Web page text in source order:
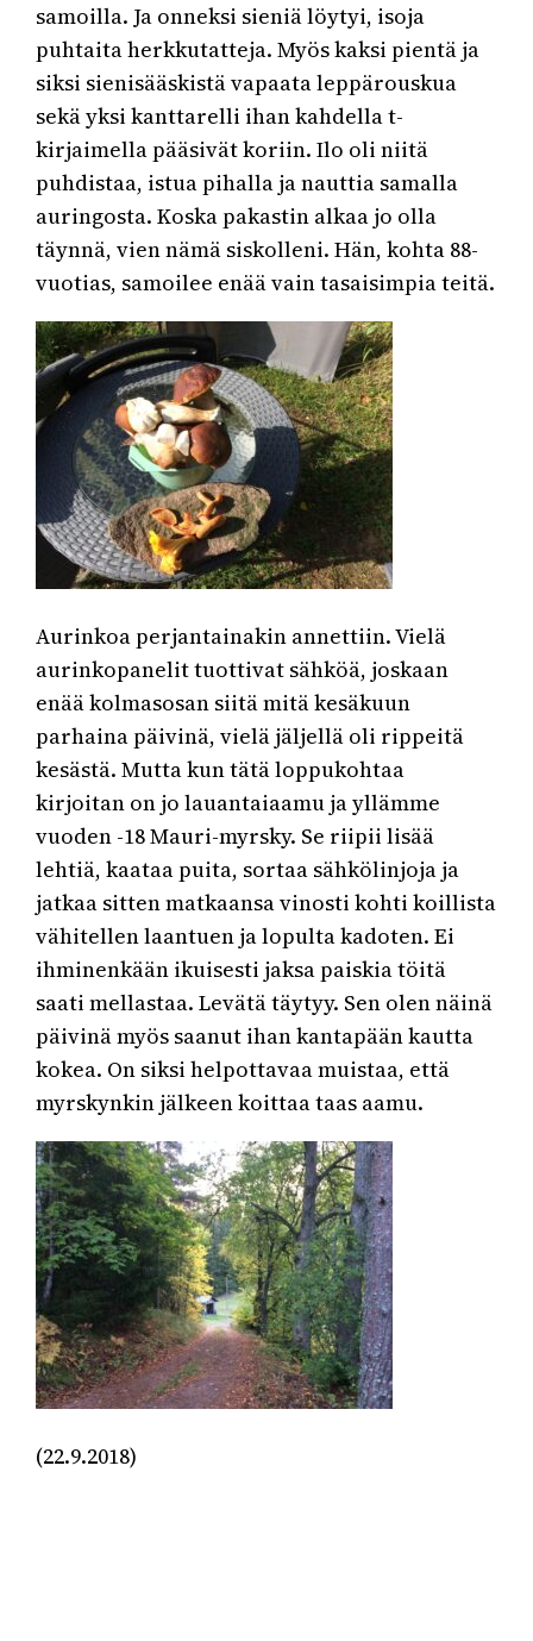
samoilla. Ja onneksi sieniä löytyi, isoja
puhtaita herkkutatteja. Myös kaksi pientä ja
siksi sienisääskistä vapaata leppärouskua
sekä yksi kanttarelli ihan kahdella t-
kirjaimella pääsivät koriin. Ilo oli niitä
puhdistaa, istua pihalla ja nauttia samalla
auringosta. Koska pakastin alkaa jo olla
täynnä, vien nämä siskolleni. Hän, kohta 88-
vuotias, samoilee enää vain tasaisimpia teitä.
Aurinkoa perjantainakin annettiin. Vielä
aurinkopanelit tuottivat sähköä, joskaan
enää kolmasosan siitä mitä kesäkuun
parhaina päivinä, vielä jäljellä oli rippeitä
kesästä. Mutta kun tätä loppukohtaa
kirjoitan on jo lauantaiaamu ja yllämme
vuoden -18 Mauri-myrsky. Se riipii lisää
lehtiä, kaataa puita, sortaa sähkölinjoja ja
jatkaa sitten matkaansa vinosti kohti koillista
vähitellen laantuen ja lopulta kadoten. Ei
ihminenkään ikuisesti jaksa paiskia töitä
saati mellastaa. Levätä täytyy. Sen olen näinä
päivinä myös saanut ihan kantapään kautta
kokea. On siksi helpottavaa muistaa, että
myrskynkin jälkeen koittaa taas aamu.
(22.9.2018)